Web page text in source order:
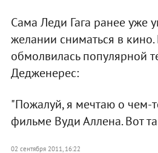
Сама Леди Гага ранее уже
желании сниматься в
обмолвилась популярной
Дедженерес:
"Пожалуй, я мечтаю о чем-
фильме Вуди Аллена. Вот
02 сентября 2011, 16:22